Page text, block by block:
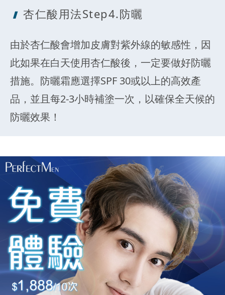
杏仁酸用法Step4.防曬
由於杏仁酸會增加皮膚對紫外線的敏感性，因
此如果在白天使用杏仁酸後，一定要做好防曬
措施。防曬霜應選擇SPF 30或以上的高效產
品，並且每2-3小時補塗一次，以確保全天候的
防曬效果！